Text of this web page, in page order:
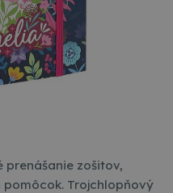
prenášanie zošitov,
Trojchlopňový